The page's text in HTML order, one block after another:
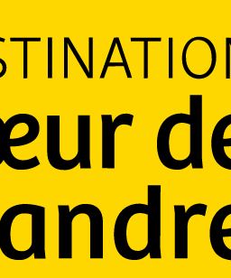
Gourmande
qui dépotje